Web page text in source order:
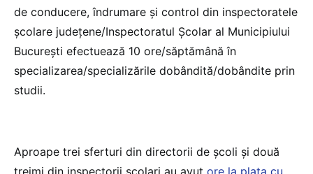
de conducere, îndrumare și control din inspectoratele
școlare județene/Inspectoratul Școlar al Municipiului
București efectuează 10 ore/săptămână în
specializarea/specializările dobândită/dobândite prin
studii.
Aproape trei sferturi din directorii de școli și două
treimi din inspectorii școlari au avut ore la plata cu